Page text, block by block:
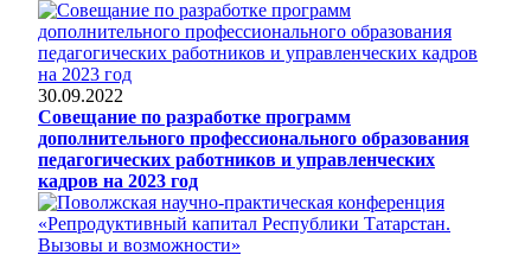
30.09.2022
Совещание по разработке программ
дополнительного профессионального образования
педагогических работников и управленческих
кадров на 2023 год